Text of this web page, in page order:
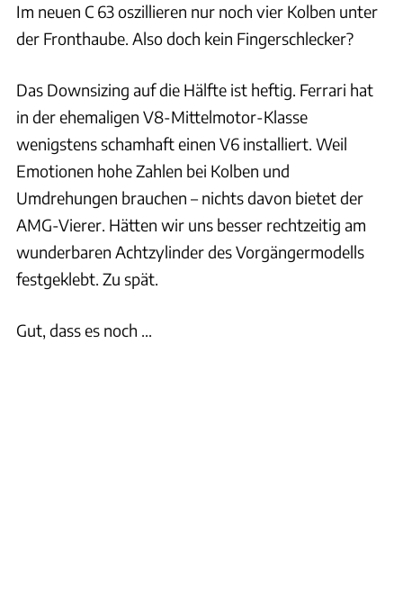
Im neuen C 63 oszillieren nur noch vier Kolben unter
der Fronthaube. Also doch kein Fingerschlecker?
Das Downsizing auf die Hälfte ist heftig. Ferrari hat
in der ehemaligen V8-Mittelmotor-Klasse
wenigstens schamhaft einen V6 installiert. Weil
Emotionen hohe Zahlen bei Kolben und
Umdrehungen brauchen – nichts davon bietet der
AMG-Vierer. Hätten wir uns besser rechtzeitig am
wunderbaren Achtzylinder des Vorgängermodells
festgeklebt. Zu spät.
Gut, dass es noch ...